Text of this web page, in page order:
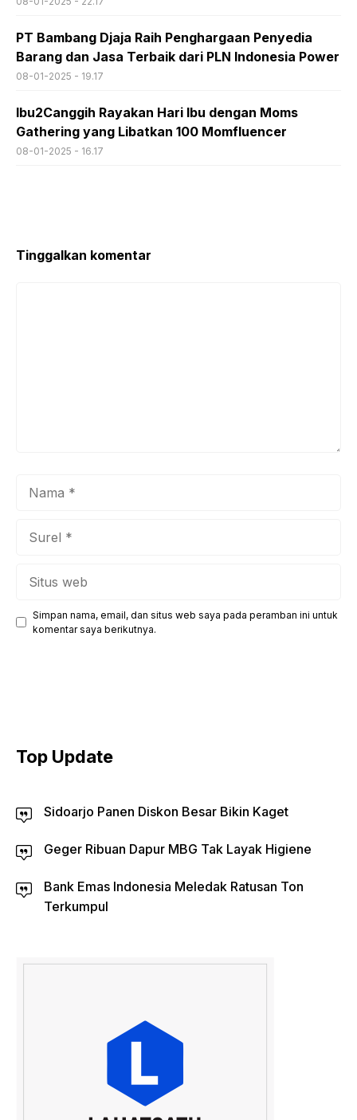
PT Bambang Djaja Raih Penghargaan Penyedia
Barang dan Jasa Terbaik dari PLN Indonesia Power
08-01-2025 - 19.17
Ibu2Canggih Rayakan Hari Ibu dengan Moms
Gathering yang Libatkan 100 Momfluencer
08-01-2025 - 16.17
Tinggalkan komentar
Simpan nama, email, dan situs web saya pada peramban ini untuk
komentar saya berikutnya.
Top Update
Sidoarjo Panen Diskon Besar Bikin Kaget
Geger Ribuan Dapur MBG Tak Layak Higiene
Bank Emas Indonesia Meledak Ratusan Ton
Terkumpul